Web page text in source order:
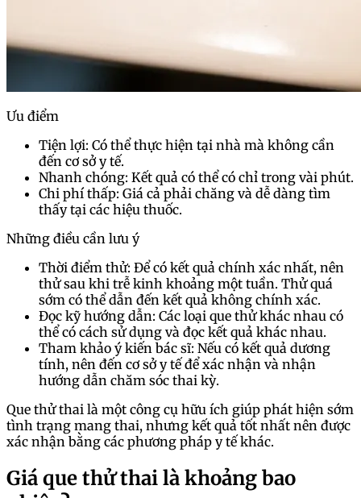
Ưu điểm
Tiện lợi: Có thể thực hiện tại nhà mà không cần
đến cơ sở y tế.
Nhanh chóng: Kết quả có thể có chỉ trong vài phút.
Chi phí thấp: Giá cả phải chăng và dễ dàng tìm
thấy tại các hiệu thuốc.
Những điều cần lưu ý
Thời điểm thử: Để có kết quả chính xác nhất, nên
thử sau khi trễ kinh khoảng một tuần. Thử quá
sớm có thể dẫn đến kết quả không chính xác.
Đọc kỹ hướng dẫn: Các loại que thử khác nhau có
thể có cách sử dụng và đọc kết quả khác nhau.
Tham khảo ý kiến bác sĩ: Nếu có kết quả dương
tính, nên đến cơ sở y tế để xác nhận và nhận
hướng dẫn chăm sóc thai kỳ.
Que thử thai là một công cụ hữu ích giúp phát hiện sớm
tình trạng mang thai, nhưng kết quả tốt nhất nên được
xác nhận bằng các phương pháp y tế khác.
Giá que thử thai là khoảng bao